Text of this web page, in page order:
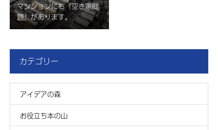
マンションにも『空き家問
題』があります。
カテゴリー
アイデアの森
お役立ち本の山